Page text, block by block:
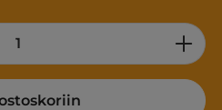
Enter the desired